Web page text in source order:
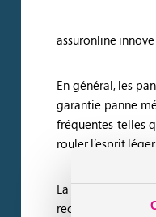
assuronline
En général, les
garantie panne
fréquentes telles
rouler l’esprit
La garantie panne
rechange inclus),